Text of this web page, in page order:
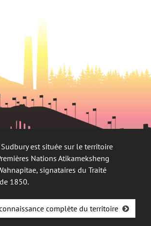
est située sur le territoire
Nations Atikameksheng
signataires du Traité
1850.
complète du territoire